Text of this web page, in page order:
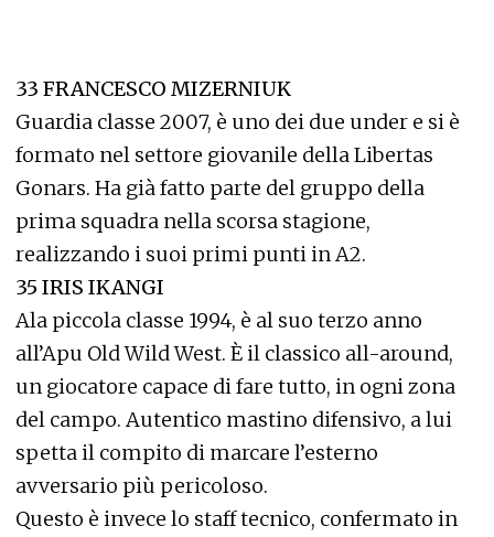
33 FRANCESCO MIZERNIUK
Guardia classe 2007, è uno dei due under e si è
formato nel settore giovanile della Libertas
Gonars. Ha già fatto parte del gruppo della
prima squadra nella scorsa stagione,
realizzando i suoi primi punti in A2.
35 IRIS IKANGI
Ala piccola classe 1994, è al suo terzo anno
all’Apu Old Wild West. È il classico all-around,
un giocatore capace di fare tutto, in ogni zona
del campo. Autentico mastino difensivo, a lui
spetta il compito di marcare l’esterno
avversario più pericoloso.
Questo è invece lo staff tecnico, confermato in